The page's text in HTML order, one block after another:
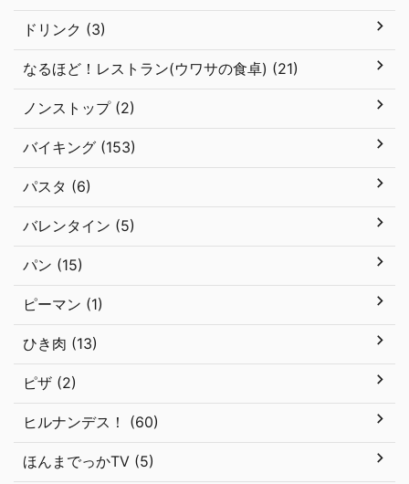
ドリンク (3)
なるほど！レストラン(ウワサの食卓) (21)
ノンストップ (2)
バイキング (153)
パスタ (6)
バレンタイン (5)
パン (15)
ピーマン (1)
ひき肉 (13)
ピザ (2)
ヒルナンデス！ (60)
ほんまでっかTV (5)